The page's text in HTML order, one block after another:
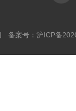
备案号： 沪ICP备